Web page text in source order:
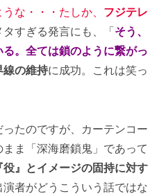
な・・・たしか、 フジテレ
タすぎる発言にも、「 そう、
。全ては鎖のように繋がっ
線の維持に成功。これは笑っ
たのですが、カーテンコー
ま「深海磨鎖鬼」であって
役』とイメージの固持に対す
者がどうこういう話ではな